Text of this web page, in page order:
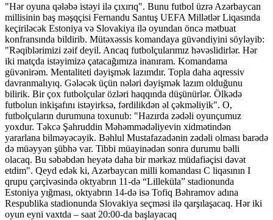
"Hər oyuna qələbə istəyi ilə çıxırıq". Bunu futbol üzrə Azərbaycan
millisinin baş məşqçisi Fernandu Santuş UEFA Millətlər Liqasında
keçiriləcək Estoniya və Slovakiya ilə oyundan öncə mətbuat
konfransında bildirib. Mütəxəssis komandaya güvəndiyini söyləyib:
"Rəqiblərimizi zəif deyil. Ancaq futbolçularımız həvəslidirlər. Hər
iki matçda istəyimizə çatacağımıza inanıram. Komandama
güvənirəm. Mentaliteti dəyişmək lazımdır. Topla daha aqressiv
davranmalıyıq. Gələcək üçün nələri dəyişmək lazım olduğunu
bilirik. Bir çox futbolçular özləri haqqında düşünürlər. Ölkədə
futbolun inkişafını istəyirksə, fərdilikdən əl çəkməliyik". O,
futbolçuların durumuna toxunub: "Hazırda zədəli oyunçumuz
yoxdur. Təkcə Şahruddin Məhəmmədəliyevin xidmətindən
yararlana bilməyəcəyik. Bəhlul Mustafazadənin zədəli olması barədə
də müəyyən şübhə var. Tibbi müayinədən sonra durumu bəlli
olacaq. Bu səbəbdən heyətə daha bir mərkəz müdafiəçisi dəvət
etdim". Qeyd edək ki, Azərbaycan milli komandası C liqasının I
qrupu çərçivəsində oktyabrın 11-də “Lilleküla” stadionunda
Estoniya yığması, oktyabrın 14-də isə Tofiq Bəhramov adına
Respublika stadionunda Slovakiya seçməsi ilə qarşılaşacaq. Hər iki
oyun eyni vaxtda – saat 20:00-da başlayacaq